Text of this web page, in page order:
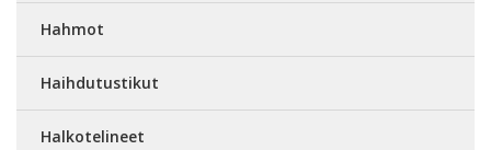
Hahmot
Haihdutustikut
Halkotelineet